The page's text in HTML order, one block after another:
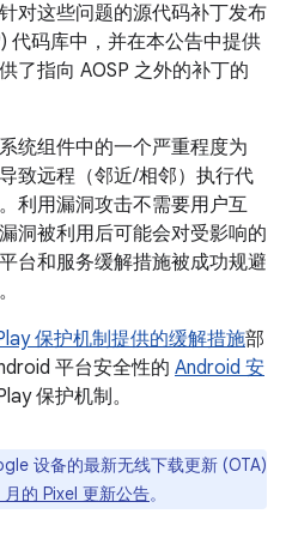
对这些问题的源代码补丁发布
代码库中，并在本公告中提供
了指向 AOSP 之外的补丁的
统组件中的一个严重程度为
致远程（邻近/相邻）执行代
利用漏洞攻击不需要用户互
洞被利用后可能会对受影响的
台和服务缓解措施被成功规避
保护机制提供的缓解措施部
平台安全性的 Android 安
保护机制。
设备的最新无线下载更新 (OTA)
的 Pixel 更新公告。